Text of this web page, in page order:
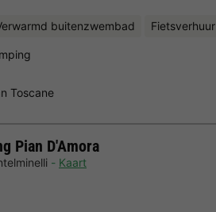
buitenzwembad Fietsverhuur
Toscane
Pian D'Amora
Kaart